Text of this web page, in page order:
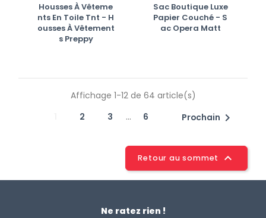
Housses À Vêteme
Nts En Toile Tnt - H
Ousses À Vêtement
S Preppy
Sac Boutique Luxe
Papier Couché - S
Ac Opera Matt
Affichage 1-12 de 64 article(s)
2 3 … 6 Prochain 
Retour au sommet 
Ne ratez rien !